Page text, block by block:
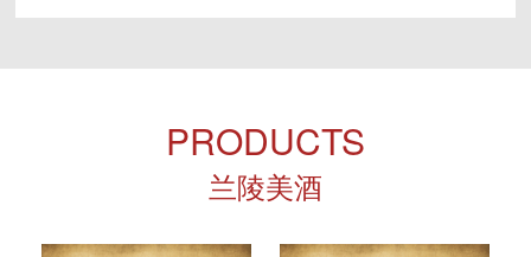
PRODUCTS
兰陵美酒